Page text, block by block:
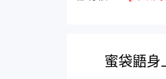
蜜袋鼯身